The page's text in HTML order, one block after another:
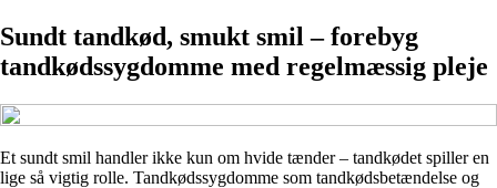
Sundt tandkød, smukt smil – forebyg
tandkødssygdomme med regelmæssig pleje
Et sundt smil handler ikke kun om hvide tænder – tandkødet spiller en
lige så vigtig rolle. Tandkødssygdomme som tandkødsbetændelse og